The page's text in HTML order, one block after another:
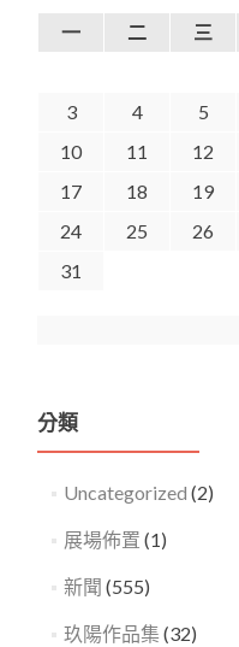
一 二 三
3
4 5
10
11 12
17
18 19
24
25 26
31
分類
Uncategorized (2)
展場佈置 (1)
新聞 (555)
玖陽作品集 (32)